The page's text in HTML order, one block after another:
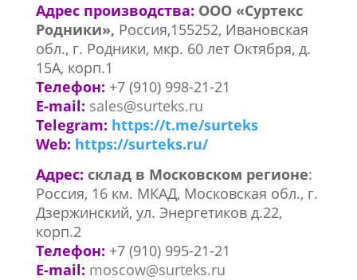
Адрес производства: ООО «Суртекс
Родники», Россия,155252, Ивановская
обл., г. Родники, мкр. 60 лет Октября, д.
15А, корп.1
Телефон: +7 (910) 998-21-21
E-mail: sales@surteks.ru
Telegram: https://t.me/surteks
Web: https://surteks.ru/
Адрес: склад в Московском регионе:
Россия, 16 км. МКАД, Московская обл., г.
Дзержинский, ул. Энергетиков д.22,
корп.2
Телефон: +7 (910) 995-21-21
E-mail: moscow@surteks.ru